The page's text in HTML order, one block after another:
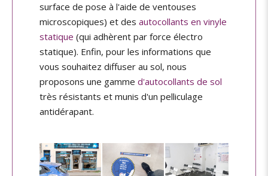
surface de pose à l'aide de ventouses
microscopiques) et des autocollants en vinyle
statique (qui adhèrent par force électro
statique). Enfin, pour les informations que
vous souhaitez diffuser au sol, nous
proposons une gamme d'autocollants de sol
très résistants et munis d'un pelliculage
antidérapant.